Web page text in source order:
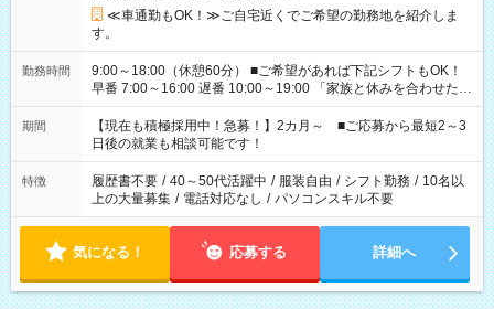
≪車通勤もOK！≫ご自宅近くでご希望の勤務地を紹介しま
す。
勤務時間
9:00～18:00（休憩60分） ■ご希望があれば下記シフトもOK！
早番 7:00～16:00 遅番 10:00～19:00 「家族と休みを合わせた
い」 「余裕を持って夕飯の準備がしたい」 「できれば残業はし
たくない」 など、ご希望を教えてくださいね。 ※Wワーク希望
の方へ 今ご覧のお仕事で希望する勤務時間と、もう1つのお仕事
の勤務時間。 合計で週40時間を超える場合は応募できません。
期間
【現在も積極採用中！急募！】2カ月～ ■ご応募から最短2～3
日後の就業も相談可能です！
特徴 履歴書不要 / 40～50代活躍中 / 服装自由 / シフト勤務 / 10名以
上の大量募集 / 電話対応なし / パソコンスキル不要
気になる！ 応募する 詳細へ